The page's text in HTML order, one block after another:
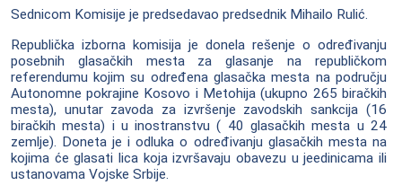
Sednicom Komisije je predsedavao predsednik Mihailo Rulić.
Republička izborna komisija je donela rešenje o određivanju
posebnih glasačkih mesta za glasanje na republičkom
referendumu kojim su određena glasačka mesta na području
Autonomne pokrajine Kosovo i Metohija (ukupno 265 biračkih
mesta), unutar zavoda za izvršenje zavodskih sankcija (16
biračkih mesta) i u inostranstvu ( 40 glasačkih mesta u 24
zemlje). Doneta je i odluka o određivanju glasačkih mesta na
kojima će glasati lica koja izvršavaju obavezu u jeedinicama ili
ustanovama Vojske Srbije.